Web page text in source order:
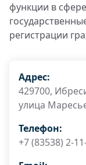
функции в
регистрации
Адрес:
429700,
улица
Телефон:
+7 (83538) 2-